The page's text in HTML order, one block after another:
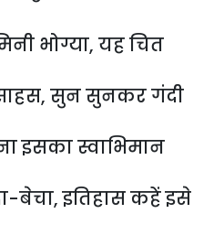
भोग्या, यह चित
, सुन सुनकर गंदी
इसका स्वाभिमान
बेचा,इतिहास कहें इसे